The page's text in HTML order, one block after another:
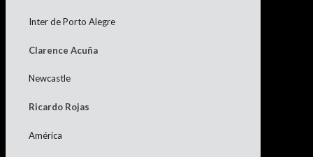
Inter de Porto Alegre
Clarence Acuña
Newcastle
Ricardo Rojas
América